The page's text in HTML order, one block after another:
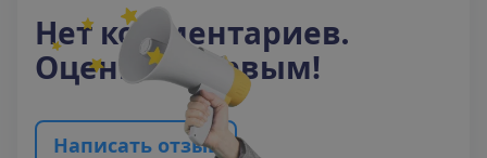
Нет комментариев.
Оцени те рвым!
Написать отзыв